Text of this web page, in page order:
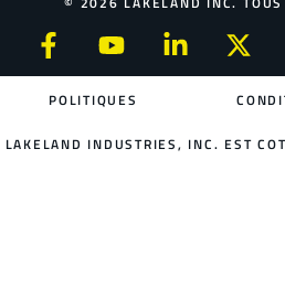
POLITIQUES
LAKELAND INDUSTRIES, INC. EST